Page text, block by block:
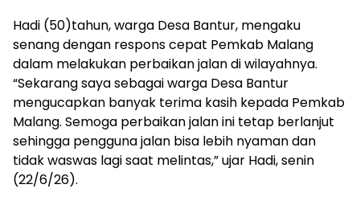
Hadi (50)tahun, warga Desa Bantur, mengaku
senang dengan respons cepat Pemkab Malang
dalam melakukan perbaikan jalan di wilayahnya.
“Sekarang saya sebagai warga Desa Bantur
mengucapkan banyak terima kasih kepada Pemkab
Malang. Semoga perbaikan jalan ini tetap berlanjut
sehingga pengguna jalan bisa lebih nyaman dan
tidak waswas lagi saat melintas,” ujar Hadi, senin
(22/6/26).